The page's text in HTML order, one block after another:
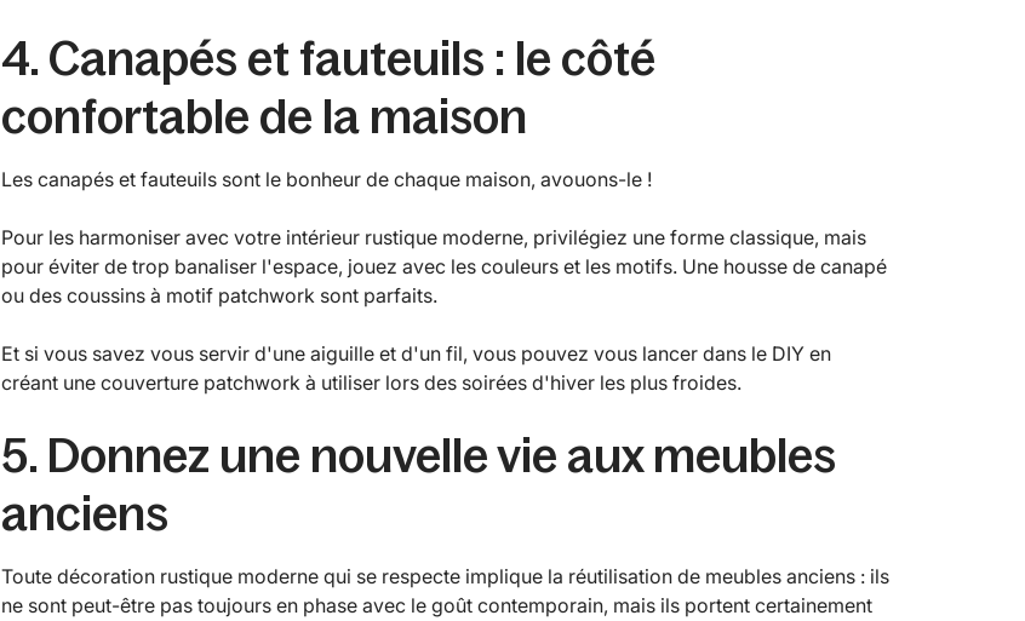
4. Canapés et fauteuils : le côté
confortable de la maison
Les canapés et fauteuils sont le bonheur de chaque maison, avouons-le !
Pour les harmoniser avec votre intérieur rustique moderne, privilégiez une forme classique, mais
pour éviter de trop banaliser l'espace, jouez avec les couleurs et les motifs. Une housse de canapé
ou des coussins à motif patchwork sont parfaits.
Et si vous savez vous servir d'une aiguille et d'un fil, vous pouvez vous lancer dans le DIY en
créant une couverture patchwork à utiliser lors des soirées d'hiver les plus froides.
5. Donnez une nouvelle vie aux meubles
anciens
Toute décoration rustique moderne qui se respecte implique la réutilisation de meubles anciens : ils
ne sont peut-être pas toujours en phase avec le goût contemporain, mais ils portent certainement